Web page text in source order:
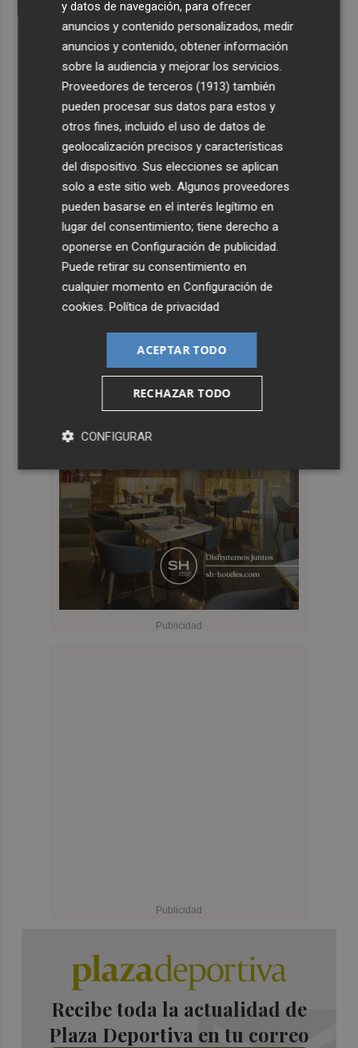
Recibe toda la actualidad de
Plaza Deportiva en tu correo
y datos de navegación, para ofrecer
anuncios y contenido personalizados, medir
anuncios y contenido, obtener información
sobre la audiencia y mejorar los servicios.
Proveedores de terceros (1913) también
pueden procesar sus datos para estos y
otros fines, incluido el uso de datos de
geolocalización precisos y características
del dispositivo. Sus elecciones se aplican
solo a este sitio web. Algunos proveedores
pueden basarse en el interés legítimo en
lugar del consentimiento; tiene derecho a
oponerse enConfiguración de publicidad
Puede retirar su consentimiento en
cualquier momento enConfiguración de
cookies .Política de privacidad
ACEPTAR TODO
RECHAZAR TODO
CONFIGURAR